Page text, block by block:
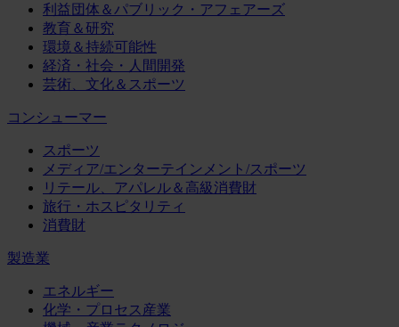
利益団体＆パブリック・アフェアーズ
教育＆研究
環境＆持続可能性
経済・社会・人間開発
芸術、文化＆スポーツ
コンシューマー
スポーツ
メディア/エンターテインメント/スポーツ
リテール、アパレル＆高級消費財
旅行・ホスピタリティ
消費財
製造業
エネルギー
化学・プロセス産業